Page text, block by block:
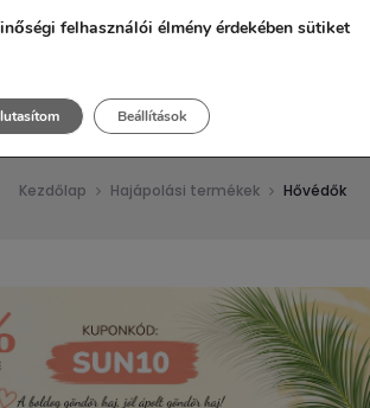
szállítás 20.000 Ft fölött!
Kezdőlap Hajápolási termékek Hővédők
felhasználói élmény érdekében sütiket
Beállítások